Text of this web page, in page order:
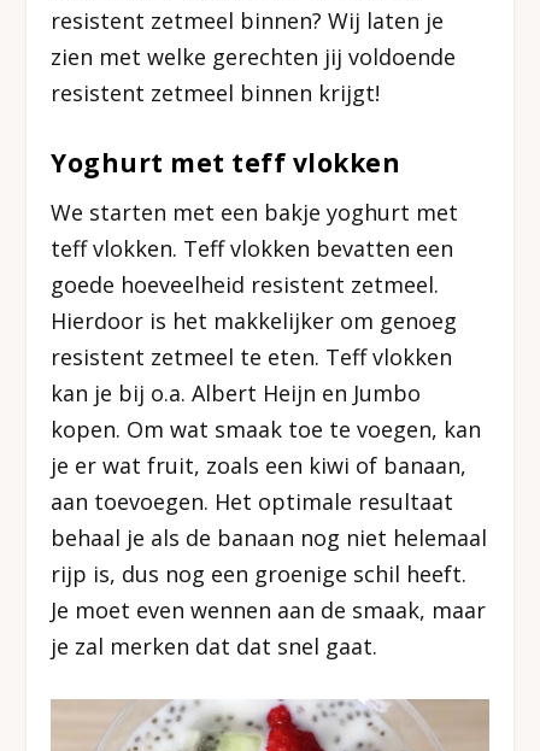
resistent zetmeel binnen? Wij laten je
zien met welke gerechten jij voldoende
resistent zetmeel binnen krijgt!
Yoghurt met teff vlokken
We starten met een bakje yoghurt met
teff vlokken. Teff vlokken bevatten een
goede hoeveelheid resistent zetmeel.
Hierdoor is het makkelijker om genoeg
resistent zetmeel te eten. Teff vlokken
kan je bij o.a. Albert Heijn en Jumbo
kopen. Om wat smaak toe te voegen, kan
je er wat fruit, zoals een kiwi of banaan,
aan toevoegen. Het optimale resultaat
behaal je als de banaan nog niet helemaal
rijp is, dus nog een groenige schil heeft.
Je moet even wennen aan de smaak, maar
je zal merken dat dat snel gaat.